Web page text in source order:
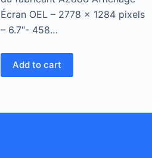
Écran OEL – 2778 x 1284 pixels
– 6.7″- 458…
Add to cart